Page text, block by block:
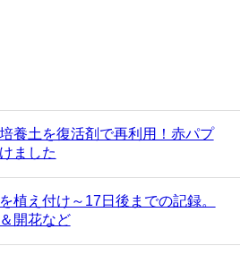
養土を復活剤で再利用！赤パプ
ました
植え付け～17日後までの記録。
開花など